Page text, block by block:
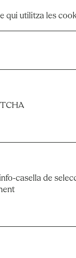
qui utilitza les
casella de